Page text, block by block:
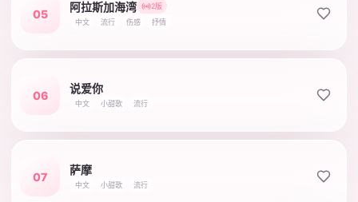
05
阿拉斯加海湾
2版
中文
流行 伤感 抒情
06
说爱你
中文 小甜歌 流行
07
萨摩
中文 小甜歌 流行